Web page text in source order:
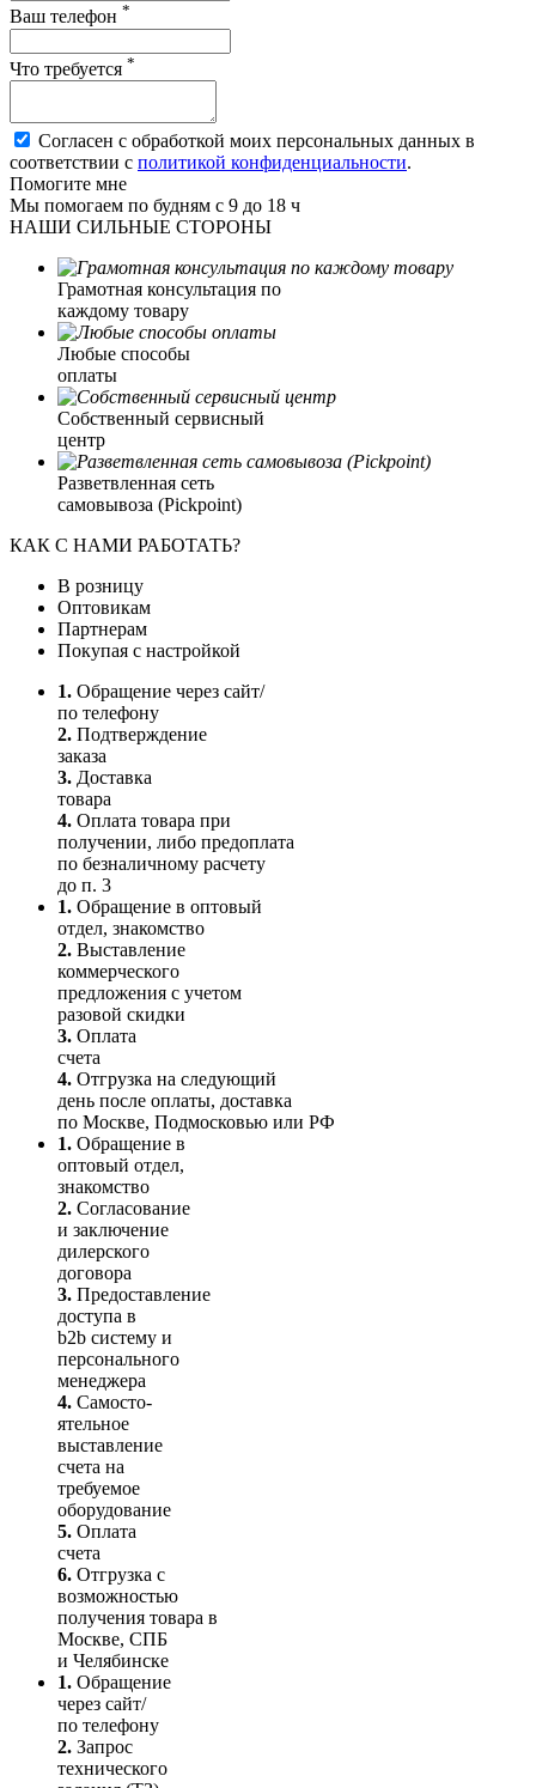
Ваш телефон *
Что требуется *
Согласен с обработкой моих персональных данных в
соответствии с политикой конфиденциальности.
Помогите мне
Мы помогаем по будням с 9 до 18 ч
НАШИ СИЛЬНЫЕ СТОРОНЫ
Грамотная консультация по
каждому товару
Любые способы
оплаты
Собственный сервисный
центр
Разветвленная сеть
самовывоза (Pickpoint)
КАК С НАМИ РАБОТАТЬ?
В розницу
Оптовикам
Партнерам
Покупая с настройкой
1. Обращение через сайт/
по телефону
2. Подтверждение
заказа
3. Доставка
товара
4. Оплата товара при
получении, либо предоплата
по безналичному расчету
до п. 3
1. Обращение в оптовый
отдел, знакомство
2. Выставление
коммерческого
предложения с учетом
разовой скидки
3. Оплата
счета
4. Отгрузка на следующий
день после оплаты, доставка
по Москве, Подмосковью или РФ
1. Обращение в
оптовый отдел,
знакомство
2. Согласование
и заключение
дилерского
договора
3. Пре­до­ста­вле­ние
доступа в
b2b систему и
персо­нального
мене­джера
4. Само­сто­-
ятель­ное
выставление
счета на
требуемое
оборудование
5. Оплата
счета
6. Отгрузка с
возможностью
получения товара в
Москве, СПБ
и Челябинске
1. Обращение
через сайт/
по телефону
2. Запрос
технического